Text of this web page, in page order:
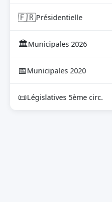
🇫🇷Présidentielle
🏛Municipales 2026
📅Municipales 2020
📜Législatives 5ème circ.